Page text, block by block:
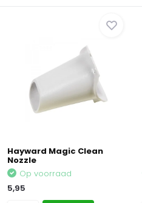
Hayward Magic Clean
Nozzle
Op voorraad
5,95